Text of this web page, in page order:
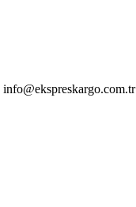
info@ekspreskargo.com.tr